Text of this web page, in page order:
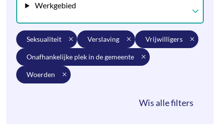
Werkgebied
seksualiteit verslaving vrijwilligers
onafhankelijke plek in de gemeente
woerden